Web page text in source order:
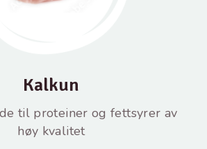
Kalkun
til proteiner og fettsyrer av
høy kvalitet